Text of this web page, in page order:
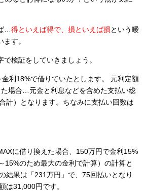
… 得といえば得で、損といえば損という曖
す。
検証をしていきましょう。
利18%で借りていたとします。 元利定額
場合…元金と利息などを含めた支払い総
計）となります。ちなみに支払い回数は
に借り換えた場合、150万円で金利15%
15%のため最大の金利で計算）の計算と
結果は「231万円」で、75回払いとなり
は31,000円です。